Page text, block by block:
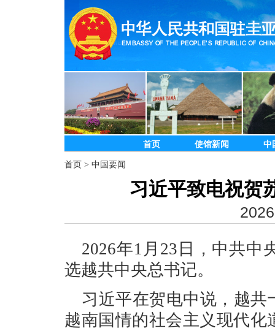
首页 使馆新闻 中
首页 > 中国要闻
习近平致电祝贺
2026年1月23日，中共中
选越共中央总书记。
习近平在贺电中说，越
越南国情的社会主义现代